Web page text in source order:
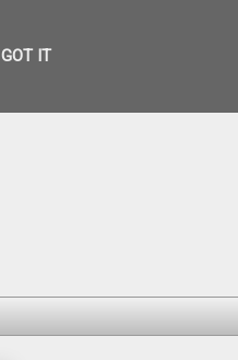
GOT IT